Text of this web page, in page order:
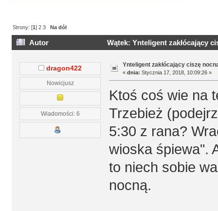
Strony: [1]2 3 Na dół
Autor Wątek: Ynteligent zakłócający
dragon422
Nowicjusz
Wiadomości: 6
Ynteligent zakłócający ciszę
« dnia: Stycznia 17, 2018, 10:09:26 »
Ktoś coś wie na
Trzebież
5:30 z rana?
wioska śpiewa".
to niech sobie
nocną.